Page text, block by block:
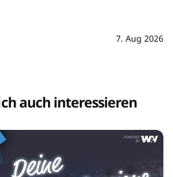
7. Aug 2026
auch interessieren